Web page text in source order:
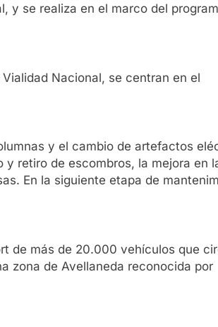
y se realiza en el marco del
Nacional, se centran en el
y el cambio de artefactos
retiro de escombros, la mejora en
En la siguiente etapa de
de más de 20.000 vehículos que
zona de Avellaneda reconocida por